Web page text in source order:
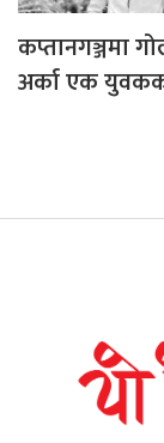
कप्तानगञ्जमा
अर्का एक